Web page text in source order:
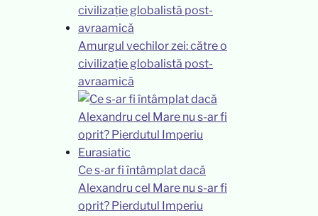
Amurgul vechilor zei: către o
civilizație globalistă post-
avraamică
Ce s-ar fi întâmplat dacă
Alexandru cel Mare nu s-ar fi
oprit? Pierdutul Imperiu